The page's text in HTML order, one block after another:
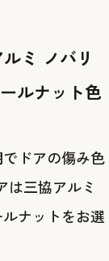
ミ ノバリ
ルナット色
ドアの傷み色
は三協アルミ
ルナットをお選